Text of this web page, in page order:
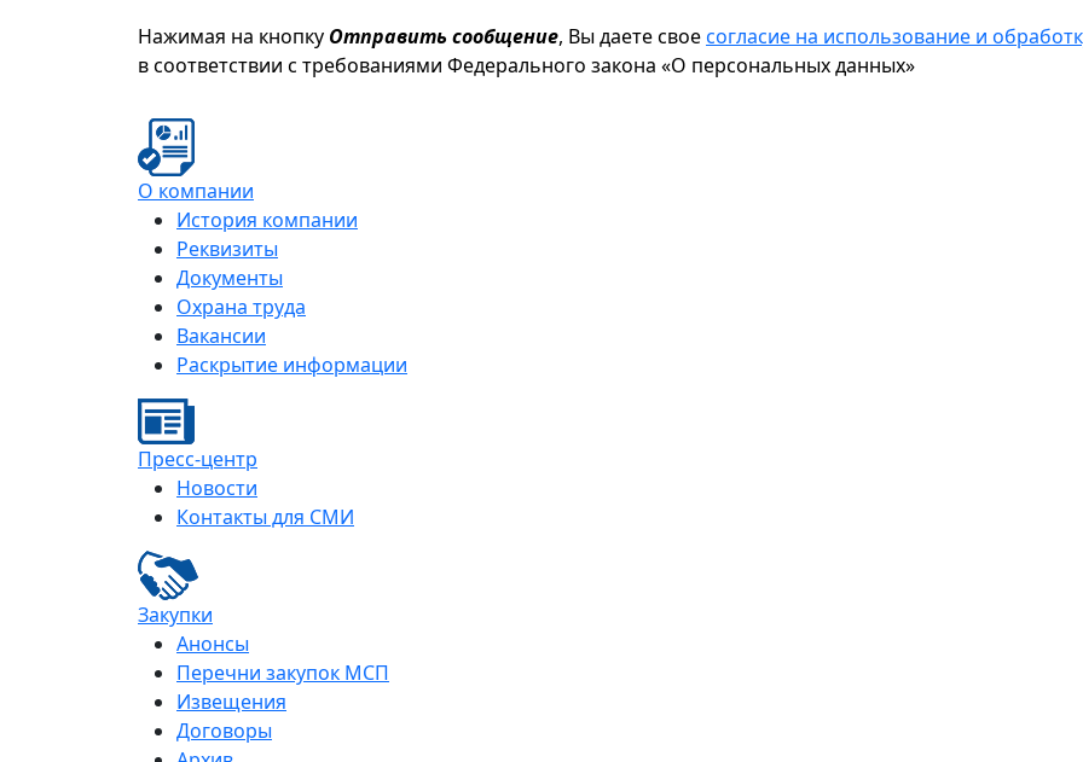
Нажимая на кнопку Отправить сообщение, Вы даете своесогласие на использование и
в соответствии с требованиями Федерального закона «О персональных данных»
О компании
История компании
Реквизиты
Документы
Охрана труда
Вакансии
Раскрытие информации
Пресс-центр
Новости
Контакты для СМИ
Закупки
Анонсы
Перечни закупок МСП
Извещения
Договоры